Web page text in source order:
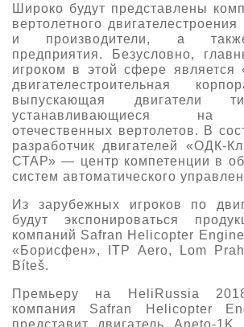
Широко будут представлены
вертолетного
и производители, а
предприятия. Безусловно,
игроком в этой сфере является
двигателестроительная
выпускающая двигатели
устанавливающиеся на
отечественных вертолетов. В
разработчик двигателей «ОДК-
СТАР» — центр компетенции в
систем автоматического
Из зарубежных игроков по
будут экспонироваться
компаний Safran Helicopter
«Борисфен», ITP Aero, Lom
Bíteš.
Премьеру на HeliRussia 2018
компания Safran Helicopter
представит двигатель Aneto-